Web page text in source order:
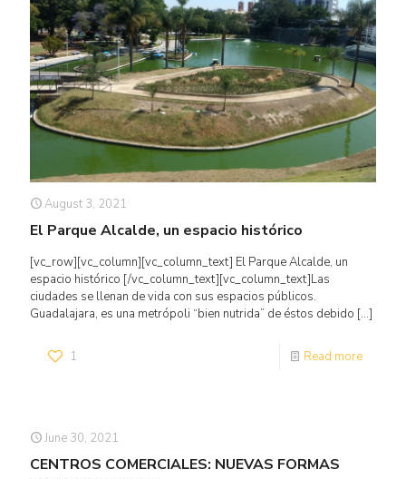
August 3, 2021
El Parque Alcalde, un espacio histórico
[vc_row][vc_column][vc_column_text] El Parque Alcalde, un
espacio histórico [/vc_column_text][vc_column_text]Las
ciudades se llenan de vida con sus espacios públicos.
Guadalajara, es una metrópoli “bien nutrida” de éstos debido […]
1 Read more
June 30, 2021
CENTROS COMERCIALES: NUEVAS FORMAS